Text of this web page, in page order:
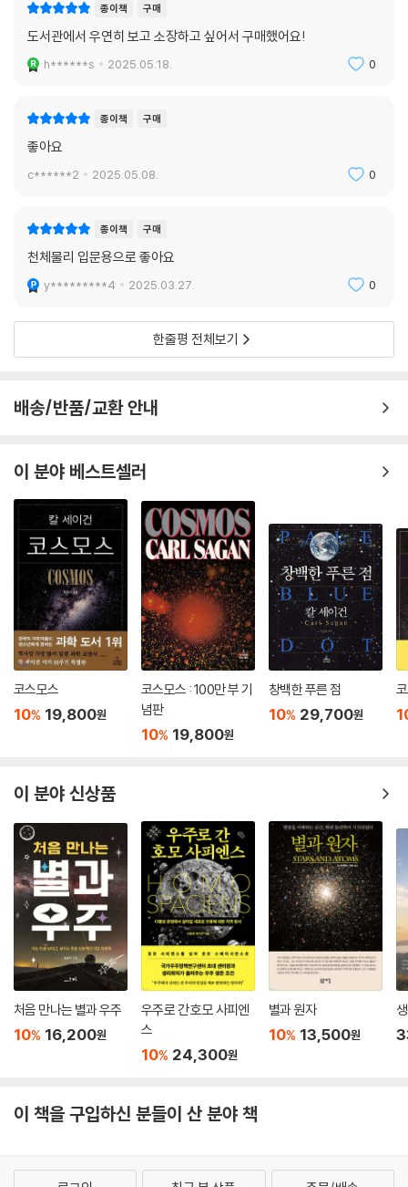
종이책 구매
도서관에서 우연히 보고 소장하고 싶어서 구매했어요!
h******s 2025.05.18. 0
종이책 구매
좋아요
c******2 2025.05.08. 0
종이책 구매
천체물리 입문용으로 좋아요
y*********4 2025.03.27. 0
한줄평 전체보기
배송/반품/교환 안내
이 분야 베스트셀러
코스모스
10% 19,800원
코스모스 : 100만 부 기
념판
10% 19,800원
창백한 푸른 점
10% 29,700원
이 분야 신상품
처음 만나는 별과 우주
10% 16,200원
우주로 간 호모 사피엔
스
10% 24,300원
별과 원자
10% 13,500원
이 책을 구입하신 분들이 산 분야 책